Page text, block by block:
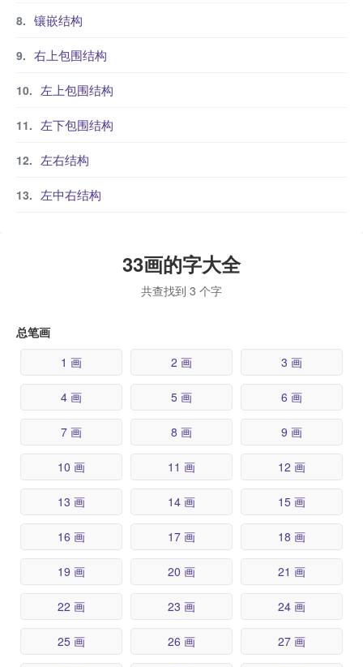
镶嵌结构
右上包围结构
左上包围结构
左下包围结构
左右结构
左中右结构
33画的字大全
共查找到 3 个字
总笔画
1 画
2 画 3 画
4 画 5 画 6 画
7 画 8 画 9 画
10 画 11 画 12 画
13 画 14 画 15 画
16 画 17 画 18 画
19 画 20 画 21 画
22 画 23 画 24 画
25 画 26 画 27 画